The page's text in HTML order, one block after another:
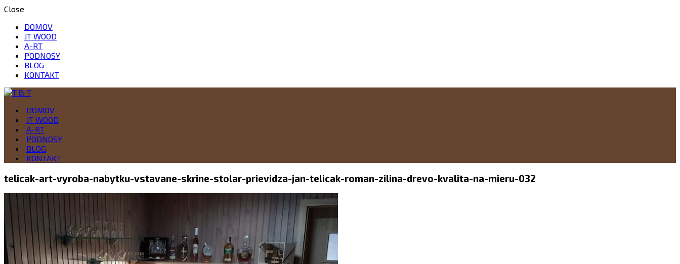
Close
DOMOV
JT WOOD
A-RT
PODNOSY
BLOG
KONTAKT
T & T
Drevo je naša vášeň
DOMOV
JT WOOD
A-RT
PODNOSY
BLOG
KONTAKT
telicak-art-vyroba-nabytku-vstavane-skrine-stolar-prievidza-jan-telicak-roman-zilina-drevo-kvalita-na-mieru-032